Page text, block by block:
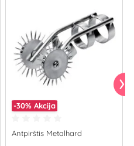
-30% Akcija
Antpirštis Metalhard